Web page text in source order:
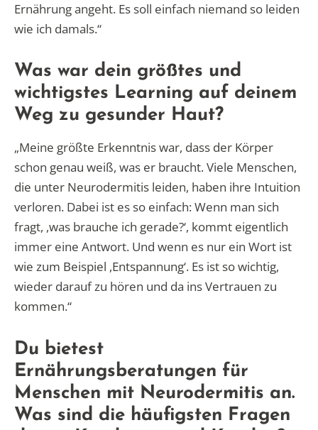
Ernährung angeht. Es soll einfach niemand so leiden
wie ich damals.“
Was war dein größtes und
wichtigstes Learning auf deinem
Weg zu gesunder Haut?
„Meine größte Erkenntnis war, dass der Körper
schon genau weiß, was er braucht. Viele Menschen,
die unter Neurodermitis leiden, haben ihre Intuition
verloren. Dabei ist es so einfach: Wenn man sich
fragt, ,was brauche ich gerade?‘, kommt eigentlich
immer eine Antwort. Und wenn es nur ein Wort ist
wie zum Beispiel ,Entspannung‘. Es ist so wichtig,
wieder darauf zu hören und da ins Vertrauen zu
kommen.“
Du bietest
Ernährungsberatungen für
Menschen mit Neurodermitis an.
Was sind die häufigsten Fragen